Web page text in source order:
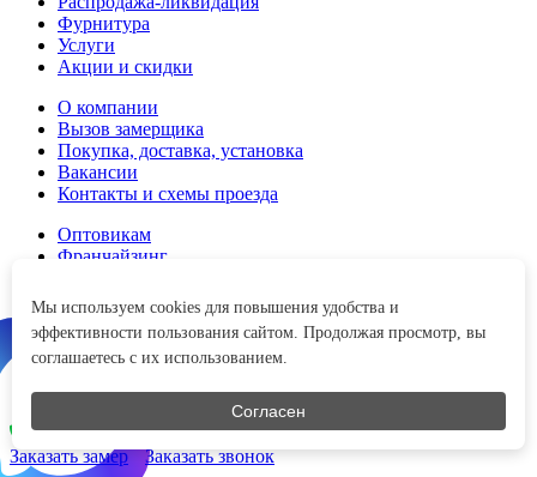
Мы используем cookies для повышения удобства и
эффективности пользования сайтом. Продолжая просмотр, вы
соглашаетесь с их использованием.
Согласен
Фурнитура
Услуги
Акции и скидки
О компании
Вызов замерщика
Покупка, доставка, установка
Вакансии
Контакты и схемы проезда
Оптовикам
Франчайзинг
8 (800) 200-45-65
Перезвоним в любое время
8 (800) 200-45-65
Консультация Telegram
Заказать замер
Заказать звонок